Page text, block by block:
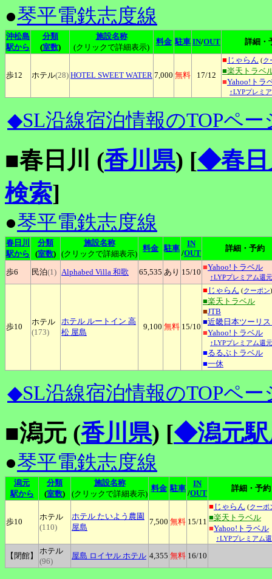
●琴平電鉄志度線
沖松島
駅から
分類
(室数)
施設名称
(クリックで詳細表示)
料金 駐車 IN/OUT 詳細・
歩12 ホテル(28) HOTEL SWEET WATER 7,000 無料 17/12
■ じゃらん (ク
■楽天トラベ
■Yahoo!トラ
↑LYPプレミ
◆SL沿線宿泊情報のTOPペー
■春日川 (香川県) [◆春日
検索]
●琴平電鉄志度線
春日川
駅から
分類
(室数)
施設名称
(クリックで詳細表示)
料金 駐車
IN
/OUT
詳細・予約
歩6 民泊(1) Alphabed Villa 和歌 65,535 あり 15/10
■Yahoo!トラベル
↑LYPプレミアム還
歩10
ホテル
(173)
ホテル ルートイン 高
松 屋島
9,100 無料 15/10
■ じゃらん (クーポン)
■楽天トラベル
■JTB
■近畿日本ツーリ
■Yahoo!トラベル
↑LYPプレミアム還
■るるぶトラベル
■一休
◆SL沿線宿泊情報のTOPペー
■潟元 (香川県) [◆潟元駅
●琴平電鉄志度線
潟元
駅から
分類
(室数)
施設名称
(クリックで詳細表示)
料金 駐車
IN
/OUT
詳細・予約
歩10
ホテル
(110)
ホテル たいよう農園
屋島
7,500 無料 15/11
■ じゃらん (クーポ
■楽天トラベル
■Yahoo!トラベル
↑LYPプレミアム
【閉館】
ホテル
(96)
屋島 ロイヤル ホテル 4,355 無料 16/10